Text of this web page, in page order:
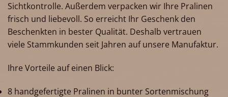
Sichtkontrolle. Außerdem verpacken wir Ihre Pralinen
frisch und liebevoll. So erreicht Ihr Geschenk den
Beschenkten in bester Qualität. Deshalb vertrauen
viele Stammkunden seit Jahren auf unsere Manufaktur.
Ihre Vorteile auf einen Blick:
8 handgefertigte Pralinen in bunter Sortenmischung